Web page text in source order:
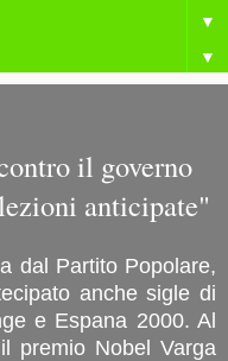
▼
▼
il governo
anticipate"
dal Partito Popolare,
anche sigle di
e Espana 2000. Al
premio Nobel Varga